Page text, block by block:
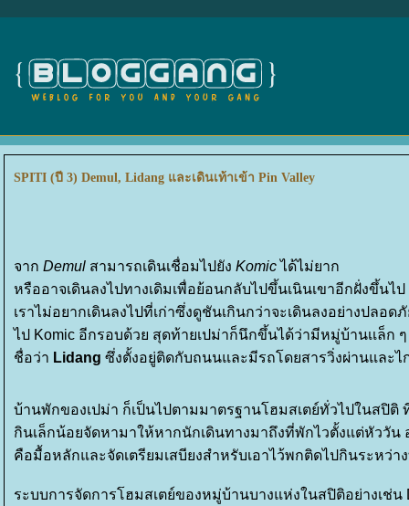
SPITI (ปี 3) Demul, Lidang และเดินเท้าเข้า Pin Valley
จาก Demul สามารถเดินเชื่อมไปยัง Komicได้ไม่ยาก
หรืออาจเดินลงไปทางเดิมเพื่อย้อนกลับไปขึ้นเนินเขาอีกฝั่งขึ้นไป
เราไม่อยากเดินลงไปที่เก่าซึ่งดูชันเกินกว่าจะเดินลงอย่างปลอด
ไป Komic อีกรอบด้วย สุดท้ายเปม่าก็นึกขึ้นได้ว่ามีหมู่บ้านเเล็ก
ชื่อว่า Lidang ซึ่งตั้งอยู่ติดกับถนนและมีรถโดยสารวิ่งผ่านและ
บ้านพักของเปม่า ก็เป็นไปตามมาตรฐานโฮมสเตย์ทั่วไปในสปิติ
กินเล็กน้อยจัดหามาให้หากนักเดินทางมาถึงที่พักไวตั้งแต่หัววัน
คือมื้อหลักและจัดเตรียมเสบียงสำหรับเอาไว้พกติดไปกินระหว่า
ระบบการจัดการโฮมสเตย์ของหมู่บ้านบางแห่งในสปิติอย่างเช่น